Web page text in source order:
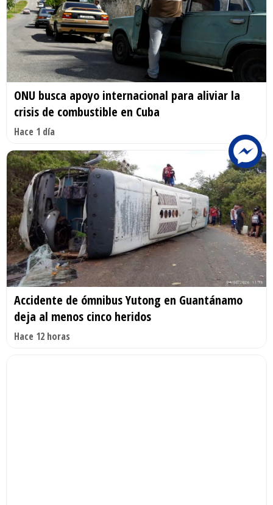
ONU busca apoyo internacional para aliviar la
crisis de combustible en Cuba
Hace 1 día
Accidente de ómnibus Yutong en Guantánamo
deja al menos cinco heridos
Hace 12 horas